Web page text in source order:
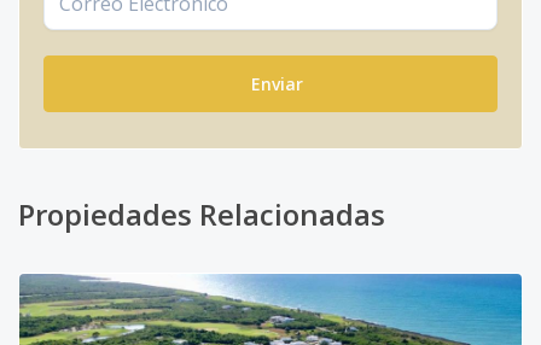
Enviar
Propiedades Relacionadas